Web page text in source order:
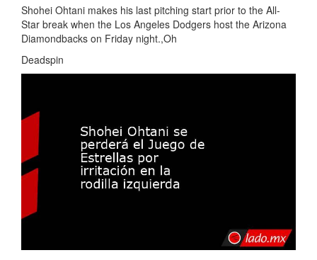
Shohei Ohtani makes his last pitching start prior to the All-
Star break when the Los Angeles Dodgers host the Arizona
Diamondbacks on Friday night.,Oh
Deadspin